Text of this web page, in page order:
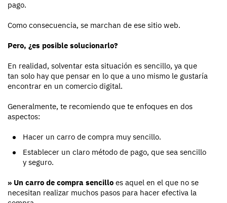
pago.
Como consecuencia, se marchan de ese sitio web.
Pero, ¿es posible solucionarlo?
En realidad, solventar esta situación es sencillo, ya que
tan solo hay que pensar en lo que a uno mismo le gustaría
encontrar en un comercio digital.
Generalmente, te recomiendo que te enfoques en dos
aspectos:
Hacer un carro de compra muy sencillo.
Establecer un claro método de pago, que sea sencillo
y seguro.
» Un carro de compra sencillo es aquel en el que no se
necesitan realizar muchos pasos para hacer efectiva la